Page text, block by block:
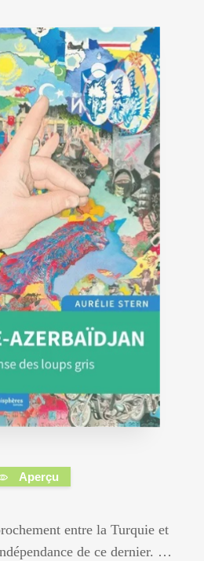
Aperçu
entre la Turquie et
de ce dernier. …